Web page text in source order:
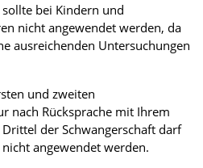
bei Kindern und
nicht angewendet werden, da
ausreichenden Untersuchungen
und zweiten
nach Rücksprache mit Ihrem
der Schwangerschaft darf
angewendet werden.